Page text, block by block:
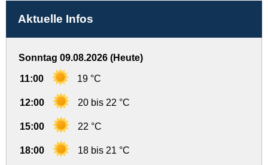
Aktuelle Infos
Sonntag 09.08.2026 (Heute)
11:00 19 °C
12:00 20 bis 22 °C
15:00 22 °C
18:00 18 bis 21 °C